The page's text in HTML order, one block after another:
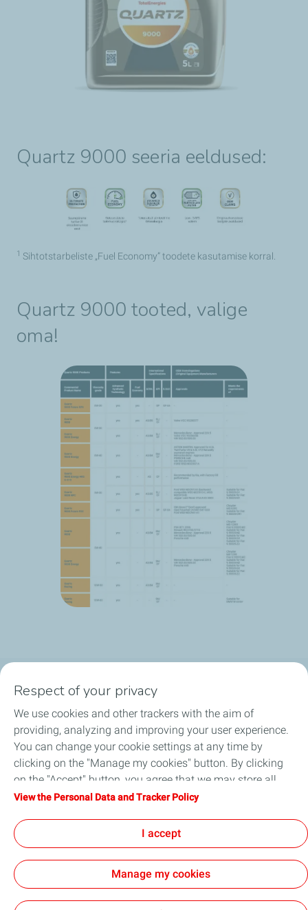
Quartz 9000 seeria eeldused:
1 Sihtotstarbeliste „Fuel Economy” toodete kasutamise korral.
Quartz 9000 tooted, valige
oma!
MEIE TOOTED
VALIGE MÄÄRDEAINE
ARTIKLID
TURUSTAJAD
Respect of your privacy
We use cookies and other trackers with the aim of
providing, analyzing and improving your user experience.
You can change your cookie settings at any time by
clicking on the "Manage my cookies" button. By clicking
on the "Accept" button, you agree that we may store all
cookies on your device. If you click on "Decline", only the
will be used. For more information, refer to the "Personal
Data and Tracker Policy" page.
View the Personal Data and Tracker Policy
I accept
Manage my cookies